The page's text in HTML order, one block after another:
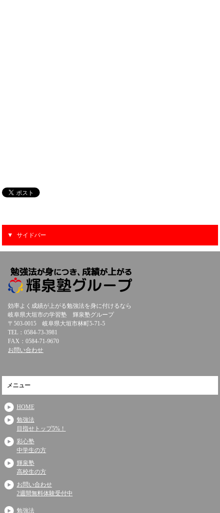
サイドバー
効率よく成績が上がる勉強法を身に付けるなら
岐阜県大垣市の学習塾 輝泉塾グループ
〒503-0015 岐阜県大垣市林町5-71-5
TEL：0584-73-3981
FAX：0584-71-9670
お問い合わせ
メニュー
HOME
勉強法
目指せトップ5%！
彩心塾
中学生の方
輝泉塾
高校生の方
お問い合わせ
2週間無料体験受付中
勉強法